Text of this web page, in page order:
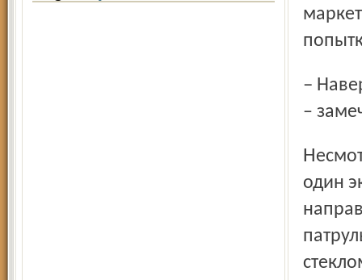
– Наверняка кто-то хотел мимо кассы лишнее протащить,
–
Несмотря на то, что к месту преступления уже выехал
один